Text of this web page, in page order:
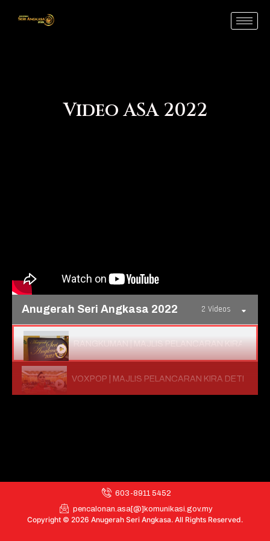
Video ASA 2022
Anugerah Seri Angkasa 2022 2 Videos
RANGKUMAN | MAJLIS PELANCARAN KIRA
VOXPOP | MAJLIS PELANCARAN KIRA DETIK
603-8911 5452
pencalonan.asa[@]komunikasi.gov.my
Copyright © 2026 Anugerah Seri Angkasa. All Rights Reserved.